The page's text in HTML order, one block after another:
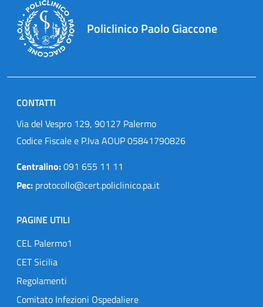
Policlinico Paolo Giaccone
CONTATTI
Via del Vespro 129, 90127 Palermo
Codice Fiscale e P.Iva AOUP 05841790826
Centralino:091 655 11 11
Pec: protocollo@cert.policlinico.pa.it
PAGINE UTILI
CEL Palermo1
CET Sicilia
Regolamenti
Comitato Infezioni Ospedaliere